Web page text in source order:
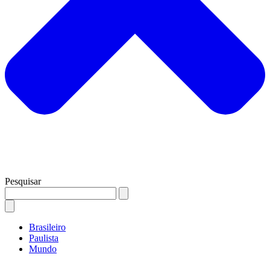
Pesquisar
Brasileiro
Paulista
Mundo